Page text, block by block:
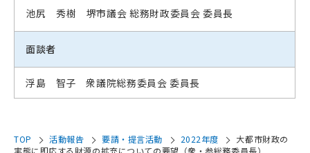
TOP 活動報告 要請・提言活動 2022年度
大都市財政の
実態に即応する財源の拡充についての要望（衆・参総務委員長）
池尻 秀樹 堺市議会 総務財政委員会 委員長
面談者
浮島 智子 衆議院総務委員会 委員長